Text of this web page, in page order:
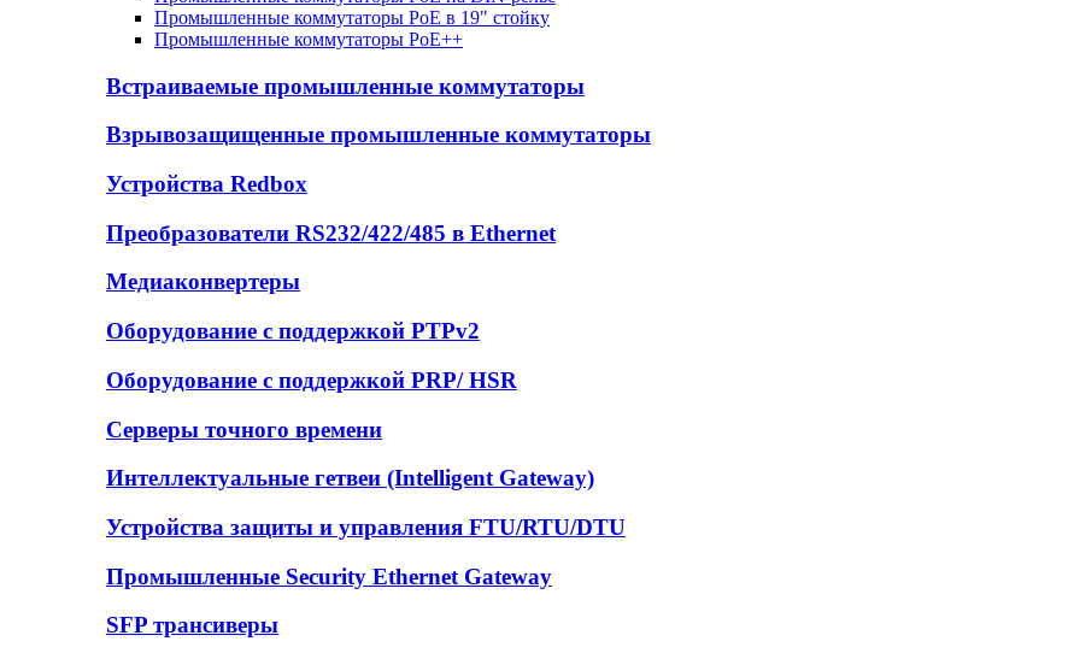
Промышленные коммутаторы PoE в 19" стойку
Промышленные коммутаторы PoE++
Встраиваемые промышленные коммутаторы
Взрывозащищенные промышленные коммутаторы
Устройства Redbox
Преобразователи RS232/422/485 в Ethernet
Медиаконвертеры
Оборудование с поддержкой PTPv2
Оборудование с поддержкой PRP/ HSR
Серверы точного времени
Интеллектуальные гетвеи (Intelligent Gateway)
Устройства защиты и управления FTU/RTU/DTU
Промышленные Security Ethernet Gateway
SFP трансиверы